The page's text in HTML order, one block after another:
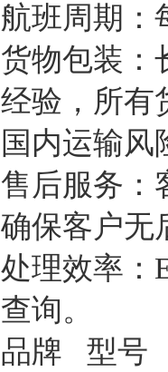
航班周期：
货物包装：
经验，所有
国内运输风
售后服务：
确保客户无
处理效率：
查询。
品牌 型号